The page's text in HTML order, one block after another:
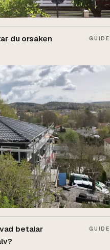
du orsaken GUIDE
betalar
GUIDE